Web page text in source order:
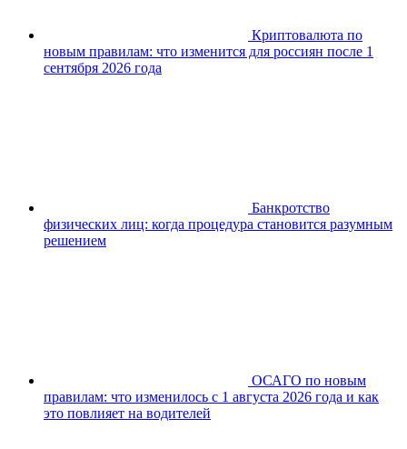
Криптовалюта по
новым правилам: что изменится для россиян после 1
сентября 2026 года
Банкротство
физических лиц: когда процедура становится разумным
решением
ОСАГО по новым
правилам: что изменилось с 1 августа 2026 года и как
это повлияет на водителей